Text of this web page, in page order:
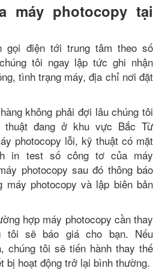
máy photocopy tại
gọi điện tới trung tâm theo số
tôi ngay lập tức ghi nhận
tình trạng máy, địa chỉ nơi đặt
không phải đợi lâu chúng tôi
đang ở khu vực Bắc Từ
photocopy lỗi, kỹ thuật có mặt
in test số công tơ của máy
photocopy sau đó thông báo
máy photocopy và lập biên bản
hợp máy photocopy cần thay
tôi sẽ báo giá cho bạn. Nếu
chúng tôi sẽ tiến hành thay thế
bị hoạt động trở lại bình thường.